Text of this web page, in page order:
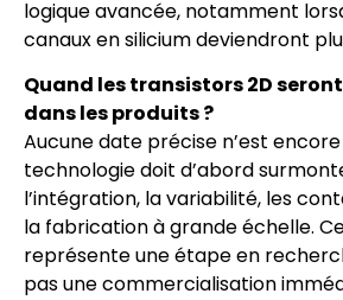
logique avancée, notamment
canaux en silicium deviendront
Quand les transistors 2D
dans les produits ?
Aucune date précise n’est encore
technologie doit d’abord
l’intégration, la variabilité, les
la fabrication à grande échelle.
représente une étape en
pas une commercialisation